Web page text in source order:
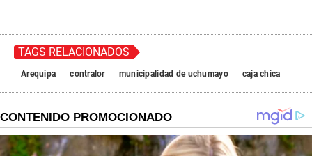
TAGS RELACIONADOS
Arequipa contralor municipalidad de uchumayo caja chica